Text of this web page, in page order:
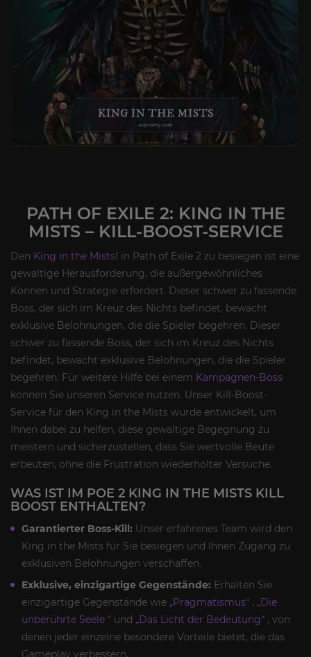
PATH OF EXILE 2: KING IN THE
MISTS – KILL-BOOST-SERVICE
Den King in the Mistsl in Path of Exile 2 zu besiegen ist eine
gewaltige Herausforderung, die außergewöhnliches
Können und Strategie erfordert. Dieser schwer zu fassende
Boss, der sich im Kreuz des Nichts befindet, bewacht
exklusive Belohnungen, die die Spieler begehren. Dieser
schwer zu fassende Boss, der sich im Kreuz des Nichts
befindet, bewacht exklusive Belohnungen, die die Spieler
begehren. Für weitere Hilfe bei einem Kampagnen-Boss
können Sie unseren Service nutzen. Unser Kill-Boost-
Service für den King in the Mists wurde entwickelt, um
Ihnen dabei zu helfen, diese gewaltige Begegnung zu
meistern und sicherzustellen, dass Sie wertvolle Beute
erbeuten, ohne die Frustration wiederholter Versuche.
WAS IST IM POE 2 KING IN THE MISTS KILL
BOOST ENTHALTEN?
Garantierter Boss-Kill: Unser erfahrenes Team wird den
King in the Mists für Sie besiegen und Ihnen Zugang zu
exklusiven Belohnungen verschaffen.
Exklusive, einzigartige Gegenstände: Erhalten Sie
einzigartige Gegenstände wie „Pragmatismus“ , „Die
unberührte Seele “ und „Das Licht der Bedeutung“ , von
denen jeder einzelne besondere Vorteile bietet, die das
Gameplay verbessern.